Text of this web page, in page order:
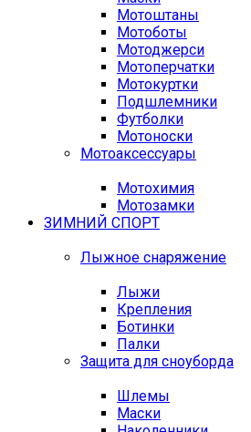
Мотоштаны
Мотоботы
Мотоджерси
Мотоперчатки
Мотокуртки
Подшлемники
Футболки
Мотоноски
Мотоаксессуары
Мотохимия
Мотозамки
ЗИМНИЙ СПОРТ
Лыжное снаряжение
Лыжи
Крепления
Ботинки
Палки
Защита для сноуборда
Шлемы
Маски